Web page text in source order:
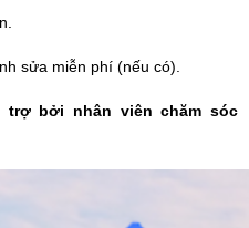
sửa miễn phí (nếu có).
bởi nhân viên chăm sóc